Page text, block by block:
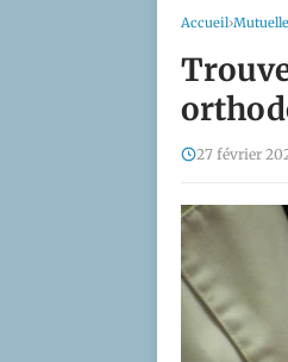
Accueil›Mutuelle
27 février